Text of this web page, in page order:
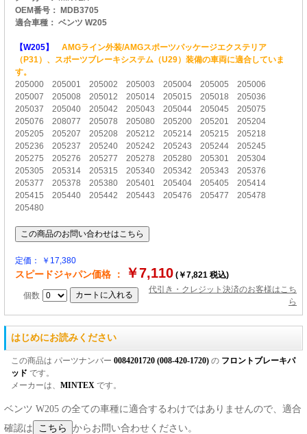
OEM番号： MDB3705
適合車種： ベンツ W205
【W205】
AMGライン外装/AMGスポーツパッケージエクステリア
（P31）、スポーツブレーキシステム（U29）装備の車両に適合していま
す。
205000 205001 205002 205003 205004 205005 205006
205007 205008 205012 205014 205015 205018 205036
205037 205040 205042 205043 205044 205045 205075
205076 208077 205078 205080 205200 205201 205204
205205 205207 205208 205212 205214 205215 205218
205236 205237 205240 205242 205243 205244 205245
205275 205276 205277 205278 205280 205301 205304
205305 205314 205315 205340 205342 205343 205376
205377 205378 205380 205401 205404 205405 205414
205415 205440 205442 205443 205476 205477 205478
205480
定価： ￥17,380
スピードジャパン価格 ： ￥7,110 (￥7,821 税込)
個数
代引き・クレジット決済のお客様はこち
ら
はじめにお読みください
この商品は パーツナンバー 0084201720 (008-420-1720) の フロントブレーキパ
ッド です。
メーカーは、 MINTEX です。
ベンツ W205 の全ての車種に適合するわけではありませんので、適合
確認は
からお問い合わせください。